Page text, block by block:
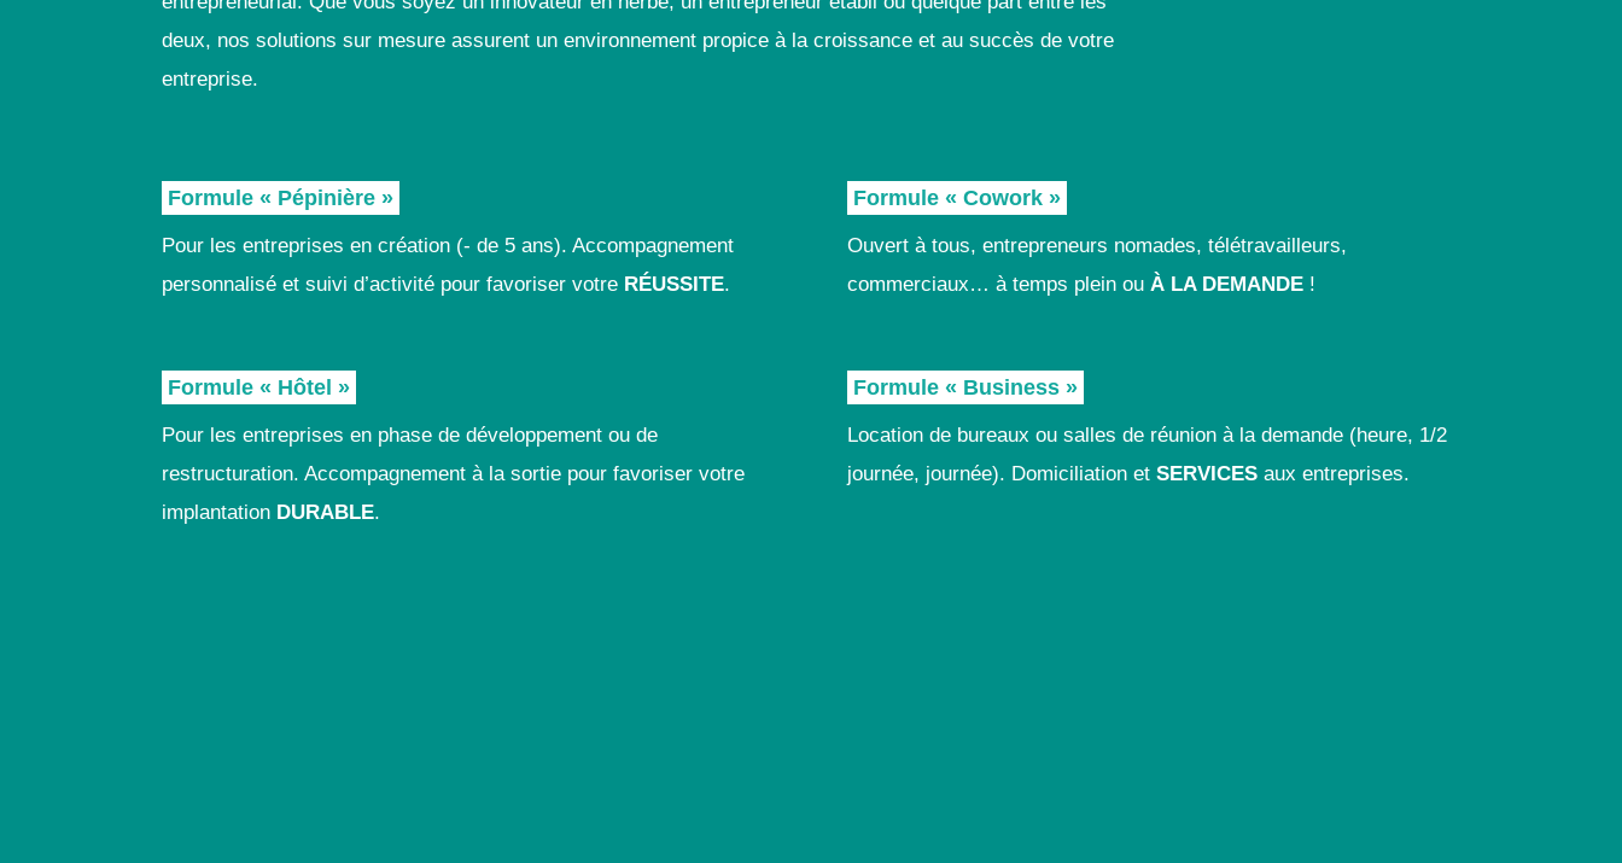
deux, nos solutions sur mesure assurent un environnement propice à la croissance et au succès de votre
entreprise.
Formule « Pépinière »
Pour les entreprises en création (- de 5 ans). Accompagnement
personnalisé et suivi d’activité pour favoriser votre RÉUSSITE.
Formule « Cowork »
Ouvert à tous, entrepreneurs nomades, télétravailleurs,
commerciaux… à temps plein ouÀ LA DEMANDE!
Formule « Hôtel »
Pour les entreprises en phase de développement ou de
restructuration. Accompagnement à la sortie pour favoriser votre
implantation DURABLE.
Formule « Business »
Location de bureaux ou salles de réunion à la demande (heure, 1/2
journée, journée). Domiciliation et SERVICESaux entreprises.